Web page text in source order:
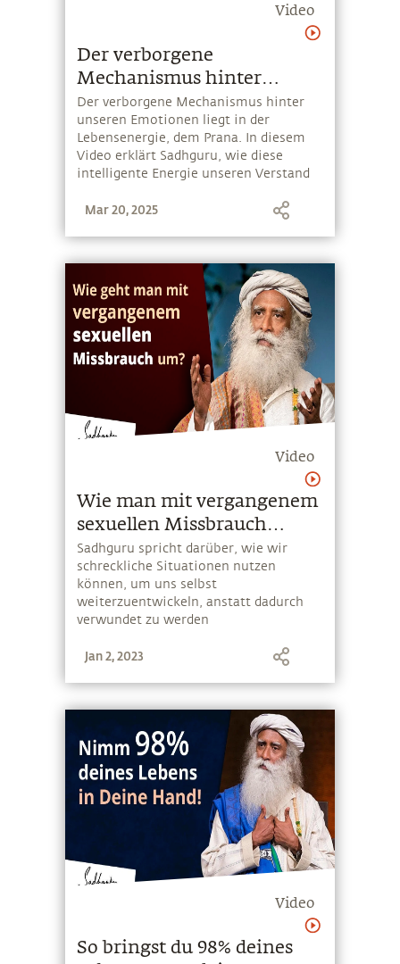
Video
Der verborgene
Mechanismus hinter
deinen Emotionen
Der verborgene Mechanismus hinter
unseren Emotionen liegt in der
Lebensenergie, dem Prana. In diesem
Video erklärt Sadhguru, wie diese
intelligente Energie unseren Verstand
Prana bestimmt, erreicht vollständiges
Mar 20, 2025
Video
Wie man mit vergangenem
sexuellen Missbrauch
umgeht
Sadhguru spricht darüber, wie wir
schreckliche Situationen nutzen
können, um uns selbst
weiterzuentwickeln, anstatt dadurch
verwundet zu werden
Jan 2, 2023
Video
So bringst du 98% deines